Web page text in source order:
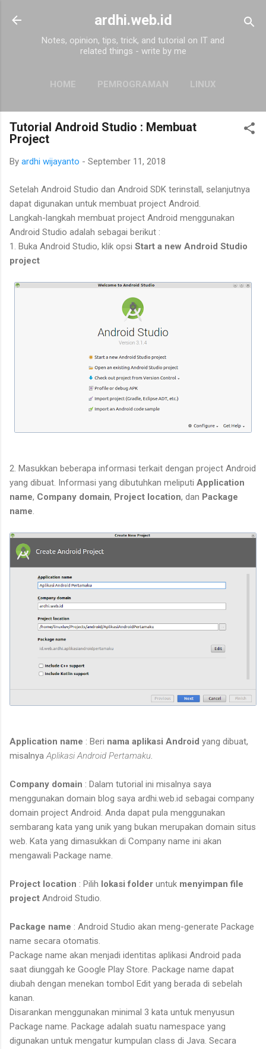
Skip to main content
ardhi.web.id
Notes, opinion, tips, trick, and tutorial on IT and
related things - write by me
HOME PEMROGRAMAN LINUX
MORE… ABOUT
Tutorial Android Studio : Membuat
Project
By ardhi wijayanto - September 11, 2018
Setelah Android Studio dan Android SDK terinstall, selanjutnya
dapat digunakan untuk membuat project Android.
Langkah-langkah membuat project Android menggunakan
Android Studio adalah sebagai berikut :
1. Buka Android Studio, klik opsi Start a new Android Studio
project
2. Masukkan beberapa informasi terkait dengan project Android
yang dibuat. Informasi yang dibutuhkan meliputi Application
name, Company domain, Project location, dan Package
name
Application name : Beri nama aplikasi Android yang dibuat,
misalnyaAplikasi Android Pertamaku.
Company domain : Dalam tutorial ini misalnya saya
menggunakan domain blog saya ardhi.web.id sebagai company
domain project Android. Anda dapat pula menggunakan
sembarang kata yang unik yang bukan merupakan domain situs
web. Kata yang dimasukkan di Company name ini akan
mengawali Package name.
Project location : Pilih lokasi folder untuk menyimpan file
project Android Studio.
Package name : Android Studio akan meng-generate Package
name secara otomatis.
Package name akan menjadi identitas aplikasi Android pada
saat diunggah ke Google Play Store. Package name dapat
diubah dengan menekan tombol Edit yang berada di sebelah
kanan.
Disarankan menggunakan minimal 3 kata untuk menyusun
Package name. Package adalah suatu namespace yang
digunakan untuk mengatur kumpulan class di Java. Secara